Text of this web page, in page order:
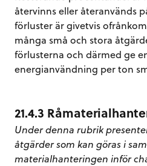
återvinns eller återanvänds
förluster är givetvis
många små och stora
förlusterna och därmed ge
energianvändning per ton
21.4.3
Under denna rubrik
åtgärder som kan göras i
materialhanteringen inför